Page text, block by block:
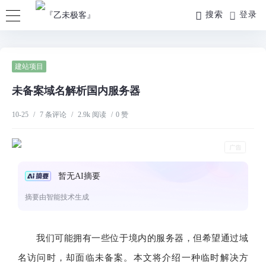
搜索 登录
建站项目
未备案域名解析国内服务器
10-25 / 7 条评论 / 2.9k 阅读 / 0 赞
暂无AI摘要
摘要由智能技术生成
我们可能拥有一些位于境内的服务器，但希望通过域
名访问时，却面临未备案。本文将介绍一种临时解决方